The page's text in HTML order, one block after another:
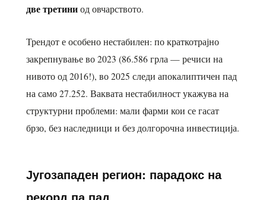
две третини од овчарството.
Трендот е особено нестабилен: по краткотрајно
закрепнување во 2023 (86.586 грла — речиси на
нивото од 2016!), во 2025 следи апокалиптичен пад
на само 27.252. Ваквата нестабилност укажува на
структурни проблеми: мали фарми кои се гасат
брзо, без наследници и без долгорочна инвестиција.
Југозападен регион: парадокс на